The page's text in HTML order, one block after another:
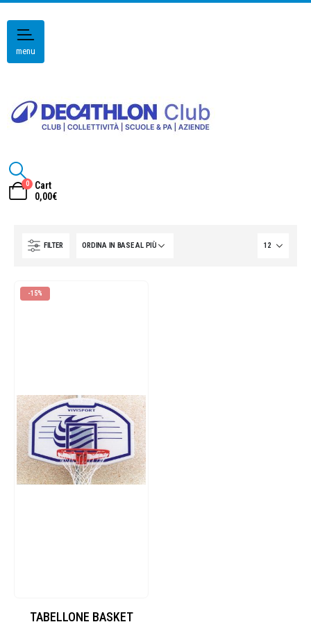
menu
0
Cart
0,00€
FILTER
-15%
TABELLONE BASKET